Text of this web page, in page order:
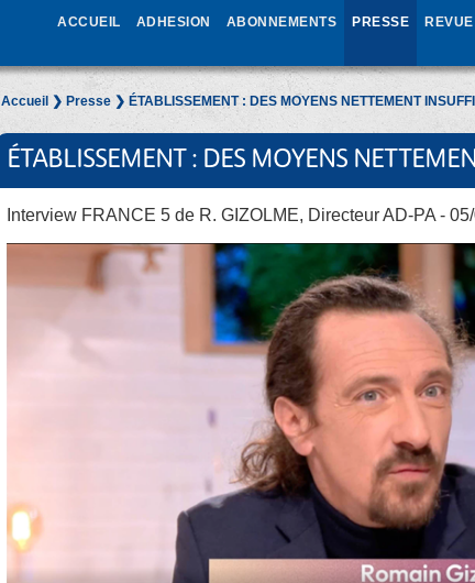
ACCUEIL ADHESION ABONNEMENTS PRESSE REVUE
Accueil ❯ Presse ❯ ÉTABLISSEMENT : DES MOYENS NETTEMENT
ÉTABLISSEMENT : DES MOYENS
Interview FRANCE 5 de R. GIZOLME, Directeur AD-PA -